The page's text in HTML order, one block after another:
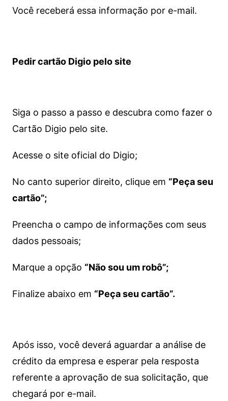
Você receberá essa informação por e-mail.
Pedir cartão Digio pelo site
Siga o passo a passo e descubra como fazer o
Cartão Digio pelo site.
Acesse o site oficial do Digio;
No canto superior direito, clique em “Peça seu
cartão”;
Preencha o campo de informações com seus
dados pessoais;
Marque a opção “Não sou um robô”;
Finalize abaixo em “Peça seu cartão”.
Após isso, você deverá aguardar a análise de
crédito da empresa e esperar pela resposta
referente a aprovação de sua solicitação, que
chegará por e-mail.